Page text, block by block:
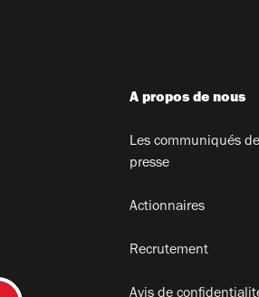
A propos de nous
Les communiqués de
presse
Actionnaires
Recrutement